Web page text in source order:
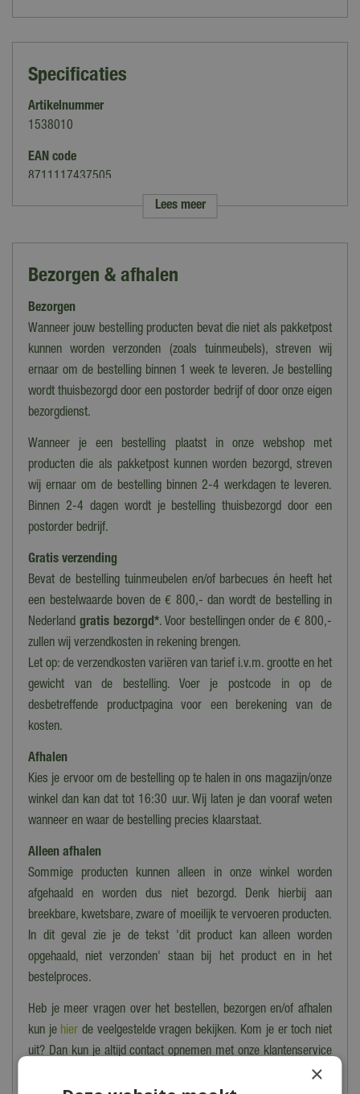
Specificaties
Artikelnummer
1538010
EAN code
8711117437505
Merk
Vlijtig Liesje
Kleur
Gemengd
Inhoud
Zaaitijd
Februari - april
Standplaats
Zon/half schaduw
Maximale groeihoogte
50 cm
Bloeiperiode
Mei
Bloeitype
Eenjarig
Lees meer
Bezorgen & afhalen
Bezorgen
Wanneer jouw bestelling producten bevat die niet als pakketpost
kunnen worden verzonden (zoals tuinmeubels), streven wij
ernaar om de bestelling binnen 1 week te leveren. Je bestelling
wordt thuisbezorgd door een postorder bedrijf of door onze eigen
bezorgdienst.
Wanneer je een bestelling plaatst in onze webshop met
producten die als pakketpost kunnen worden bezorgd, streven
wij ernaar om de bestelling binnen 2-4 werkdagen te leveren.
Binnen 2-4 dagen wordt je bestelling thuisbezorgd door een
postorder bedrijf.
Gratis verzending
Bevat de bestelling tuinmeubelen en/of barbecues én heeft het
een bestelwaarde boven de € 800,- dan wordt de bestelling in
Nederland gratis bezorgd*. Voor bestellingen onder de € 800,-
zullen wij verzendkosten in rekening brengen.
Let op: de verzendkosten variëren van tarief i.v.m. grootte en het
gewicht van de bestelling. Voer je postcode in op de
desbetreffende productpagina voor een berekening van de
kosten.
Afhalen
Kies je ervoor om de bestelling op te halen in ons magazijn/onze
winkel dan kan dat tot 16:30 uur. Wij laten je dan vooraf weten
wanneer en waar de bestelling precies klaarstaat.
Alleen afhalen
Sommige producten kunnen alleen in onze winkel worden
afgehaald en worden dus niet bezorgd. Denk hierbij aan
breekbare, kwetsbare, zware of moeilijk te vervoeren producten.
In dit geval zie je de tekst 'dit product kan alleen worden
opgehaald, niet verzonden' staan bij het product en in het
bestelproces.
Heb je meer vragen over het bestellen, bezorgen en/of afhalen
kun je hier de veelgestelde vragen bekijken. Kom je er toch niet
uit? Dan kun je altijd contact opnemen met onze klantenservice
×